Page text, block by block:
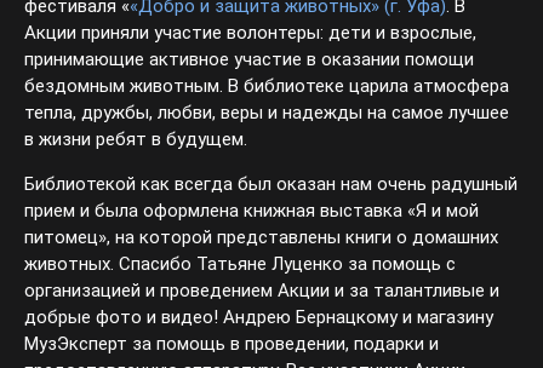
фестиваля ««Добро и защита животных» (г. Уфа). В
Акции приняли участие волонтеры: дети и взрослые,
принимающие активное участие в оказании помощи
бездомным животным. В библиотеке царила атмосфера
тепла, дружбы, любви, веры и надежды на самое лучшее
в жизни ребят в будущем.
Библиотекой как всегда был оказан нам очень радушный
прием и была оформлена книжная выставка «Я и мой
питомец», на которой представлены книги о домашних
животных. Спасибо Татьяне Луценко за помощь с
организацией и проведением Акции и за талантливые и
добрые фото и видео! Андрею Бернацкому и магазину
МузЭксперт за помощь в проведении, подарки и